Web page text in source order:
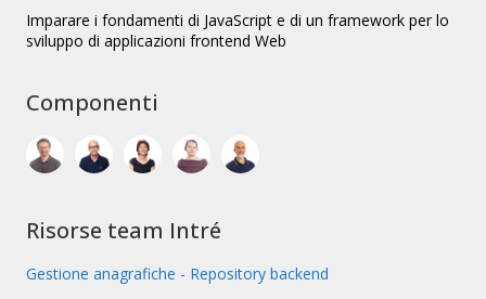
Imparare i fondamenti di JavaScript e di un framework per lo
sviluppo di applicazioni frontend Web
Componenti
Risorse team Intré
Gestione anagrafiche - Repository backend